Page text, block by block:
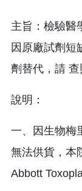
主旨：檢驗醫
因原廠試劑短
劑替代，請 查
說明：
一、因生物梅
無法供貨，本
Abbott